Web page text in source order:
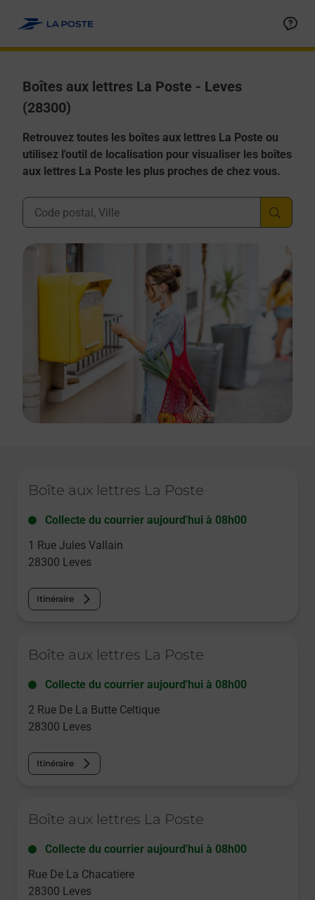
Boîtes aux lettres La Poste - Leves
(28300)
Retrouvez toutes les boîtes aux lettres La Poste ou
utilisez l'outil de localisation pour visualiser les boîtes
aux lettres La Poste les plus proches de chez vous.
Ville, Département, Code Postal
Boîte aux lettres La Poste
Collecte du courrier aujourd'hui à 08h00
1 Rue Jules Vallain
28300 Leves
Itinéraire
Boîte aux lettres La Poste
Collecte du courrier aujourd'hui à 08h00
2 Rue De La Butte Celtique
28300 Leves
Itinéraire
Boîte aux lettres La Poste
Collecte du courrier aujourd'hui à 08h00
Rue De La Chacatiere
28300 Leves